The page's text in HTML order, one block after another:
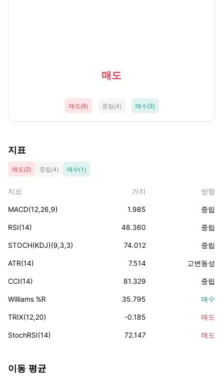
매도
매도(6) 중립(4) 매수(3)
지표
매도(2) 중립(4) 매수(1)
지표 가치 방향
MACD(12,26,9) 1.985 중립
RSI(14) 48.360 중립
STOCH(KDJ)(9,3,3) 74.012 중립
ATR(14) 7.514 고변동성
CCI(14) 81.329 중립
Williams %R 35.795 매수
TRIX(12,20) -0.185 매도
StochRSI(14) 72.147 매도
이동 평균